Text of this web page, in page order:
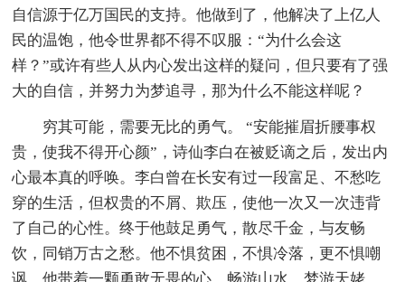
自信源于亿万国民的支持。他做到了，他解决了上亿人
民的温饱，他令世界都不得不叹服：“为什么会这
样？”或许有些人从内心发出这样的疑问，但只要有了强
大的自信，并努力为梦追寻，那为什么不能这样呢？
穷其可能，需要无比的勇气。 “安能摧眉折腰事权
贵，使我不得开心颜”，诗仙李白在被贬谪之后，发出内
心最本真的呼唤。李白曾在长安有过一段富足、不愁吃
穿的生活，但权贵的不屑、欺压，使他一次又一次违背
了自己的心性。终于他鼓足勇气，散尽千金，与友畅
饮，同销万古之愁。他不惧贫困，不惧冷落，更不惧嘲